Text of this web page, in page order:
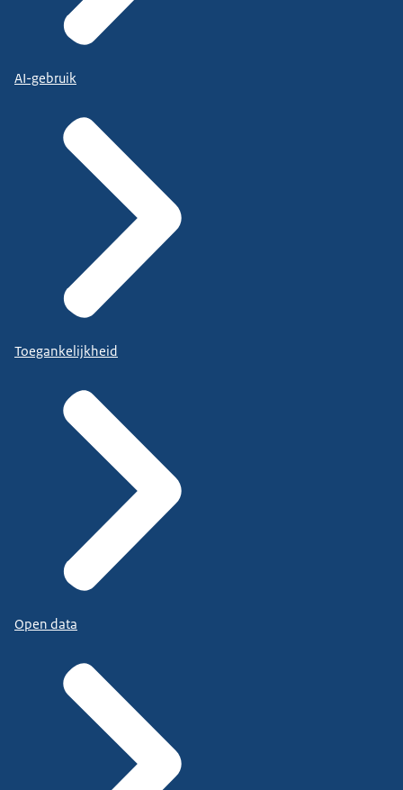
AI-gebruik
Toegankelijkheid
Open data